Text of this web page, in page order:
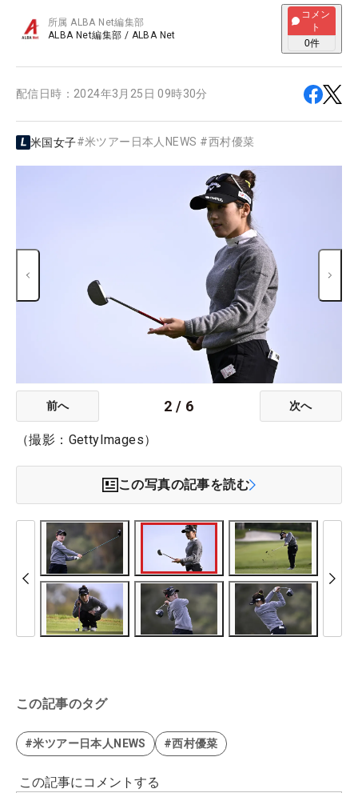
所属ALBA Net編集部
ALBA Net編集部 / ALBA Net
コメン
ト
0件
配信日時： 2024年3月25日 09時30分
米国女子#米ツアー日本人NEWS #西村優菜
前へ 2 / 6 次へ
（撮影：GettyImages）
この写真の記事を読む
この記事のタグ
#米ツアー日本人NEWS #西村優菜